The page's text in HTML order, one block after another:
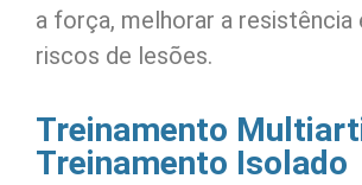
a força, melhorar a resistência
riscos de lesões.
Treinamento
Treinamento Isolado